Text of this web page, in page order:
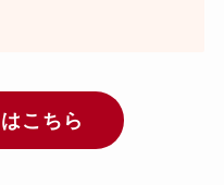
こちら